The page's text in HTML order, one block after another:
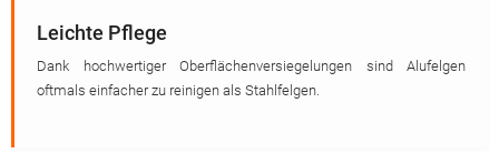
Leichte Pflege
Dank hochwertiger Oberflächenversiegelungen sind Alufelgen
oftmals einfacher zu reinigen als Stahlfelgen.